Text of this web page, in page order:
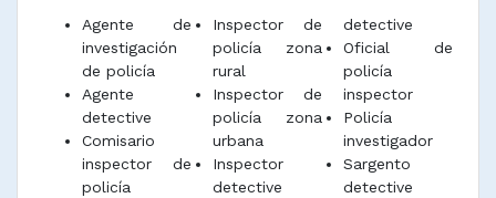
Agente de
investigación
de policía
Agente
detective
Comisario
inspector de
policía
Inspector de
policía zona
rural
Inspector de
policía zona
urbana
Inspector
detective
detective
Oficial de
policía
inspector
Policía
investigador
Sargento
detective